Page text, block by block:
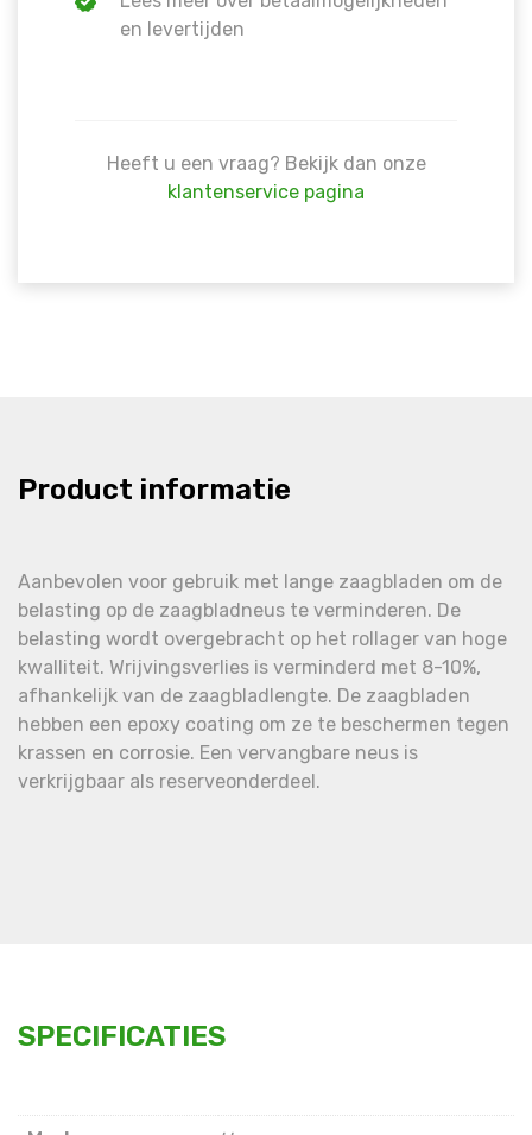
en levertijden
Heeft u een vraag? Bekijk dan onze
klantenservice pagina
Product informatie
Aanbevolen voor gebruik met lange zaagbladen om de
belasting op de zaagbladneus te verminderen. De
belasting wordt overgebracht op het rollager van hoge
kwalliteit. Wrijvingsverlies is verminderd met 8-10%,
afhankelijk van de zaagbladlengte. De zaagbladen
hebben een epoxy coating om ze te beschermen tegen
krassen en corrosie. Een vervangbare neus is
verkrijgbaar als reserveonderdeel.
SPECIFICATIES